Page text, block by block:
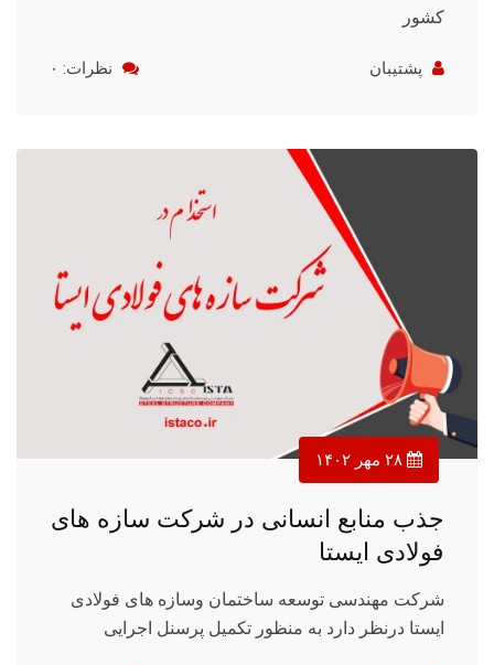
کشور
پشتیبان نظرات: ۰
جذب منابع انسانی در شرکت سازه های
فولادی ایستا
شرکت مهندسی توسعه ساختمان وسازه های فولادی
ایستا درنظر دارد به منظور تکمیل پرسنل اجرایی